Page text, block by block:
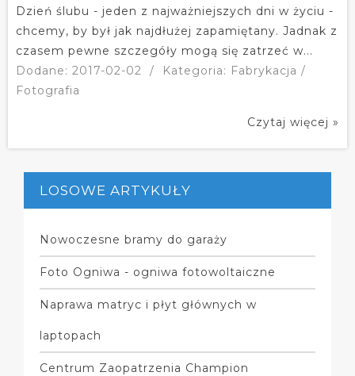
Dzień ślubu - jeden z najważniejszych dni w życiu -
chcemy, by był jak najdłużej zapamiętany. Jadnak z
czasem pewne szczegóły mogą się zatrzeć w...
Dodane: 2017-02-02
/
Kategoria: Fabrykacja /
Fotografia
Czytaj więcej »
LOSOWE ARTYKUŁY
Nowoczesne bramy do garaży
Foto Ogniwa - ogniwa fotowoltaiczne
Naprawa matryc i płyt głównych w
laptopach
Centrum Zaopatrzenia Champion